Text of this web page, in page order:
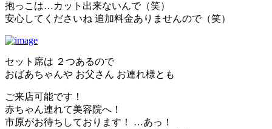
抱っこは…カット出来ないんで（笑）
安心してくださいね 追加料金ありませんので（笑）
セット席は ２つあるので
おばあちゃんや お父さん お連れ様とも
ご来店可能です！
赤ちゃん連れて美容院へ！
市原がお待ちしております！ …あっ！